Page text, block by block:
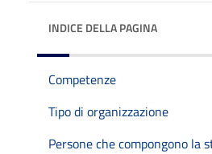
INDICE DELLA PAGINA
Competenze
Tipo di organizzazione
Persone che compongono la